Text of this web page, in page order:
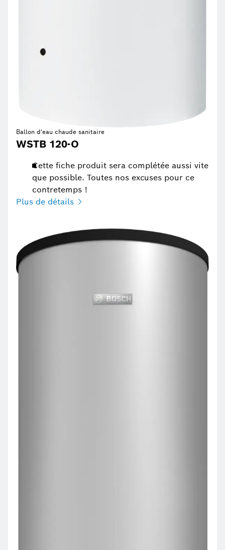
Ballon d'eau chaude sanitaire
WSTB 120-O
Cette fiche produit sera complétée aussi vite
que possible. Toutes nos excuses pour ce
contretemps !
Plus de détails